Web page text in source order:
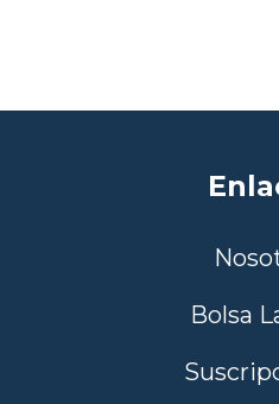
Bolsa